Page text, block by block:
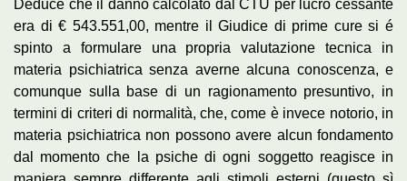
Deduce che il danno calcolato dal CTU per lucro cessante
era di € 543.551,00, mentre il Giudice di prime cure si é
spinto a formulare una propria valutazione tecnica in
materia psichiatrica senza averne alcuna conoscenza, e
comunque sulla base di un ragionamento presuntivo, in
termini di criteri di normalità, che, come è invece notorio, in
materia psichiatrica non possono avere alcun fondamento
dal momento che la psiche di ogni soggetto reagisce in